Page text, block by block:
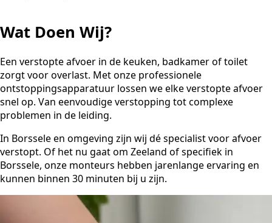
Wat Doen Wij?
Een verstopte afvoer in de keuken, badkamer of toilet
zorgt voor overlast. Met onze professionele
ontstoppingsapparatuur lossen we elke verstopte afvoer
snel op. Van eenvoudige verstopping tot complexe
problemen in de leiding.
In Borssele en omgeving zijn wij dé specialist voor afvoer
verstopt. Of het nu gaat om Zeeland of specifiek in
Borssele, onze monteurs hebben jarenlange ervaring en
kunnen binnen 30 minuten bij u zijn.